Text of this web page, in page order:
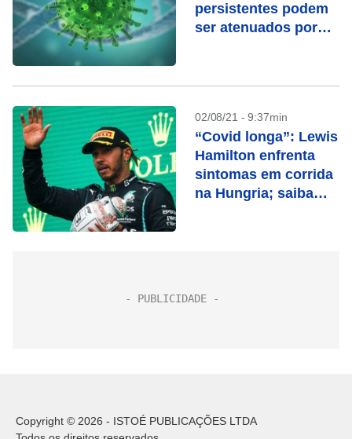
persistentes podem
ser atenuados por
02/08/21 - 9:37min
“Covid longa”: Lewis
Hamilton enfrenta
sintomas em corrida
na Hungria; saiba
Copyright © 2026 - ISTOÉ PUBLICAÇÕES LTDA